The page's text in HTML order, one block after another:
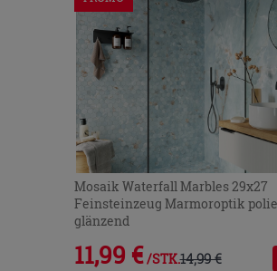
Mosaik Waterfall Marbles 29x27
Feinsteinzeug Marmoroptik
glänzend
11,99 € /STK.14,99 €